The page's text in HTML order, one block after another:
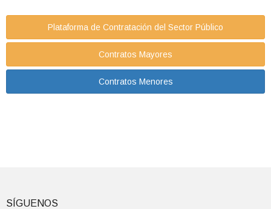
Plataforma de Contratación del Sector Público
Contratos Mayores
Contratos Menores
SÍGUENOS